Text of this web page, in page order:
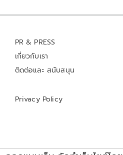
PR & PRESS
เกี่ยวกับเรา
ติดต่อและ สนับสนุน
Privacy Policy